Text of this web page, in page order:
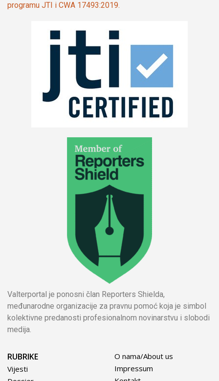
programu JTI i CWA 17493:2019.
Valterportal je ponosni član Reporters Shielda,
međunarodne organizacije za pravnu pomoć koja je simbol
kolektivne predanosti profesionalnom novinarstvu i slobodi
medija.
RUBRIKE
Vijesti
O nama/About us
Impressum